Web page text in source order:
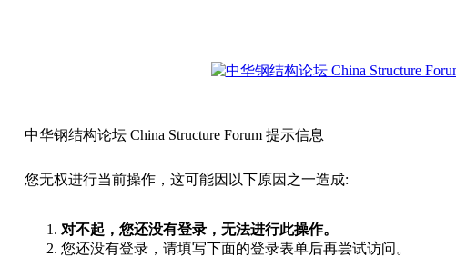
中华钢结构论坛 China Structure Forum 提示信息
您无权进行当前操作，这可能因以下原因之一造成:
对不起，您还没有登录，无法进行此操作。
您还没有登录，请填写下面的登录表单后再尝试访问。